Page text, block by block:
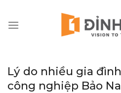
nội
Lý do nhiều gia
công nghiệp Bảo